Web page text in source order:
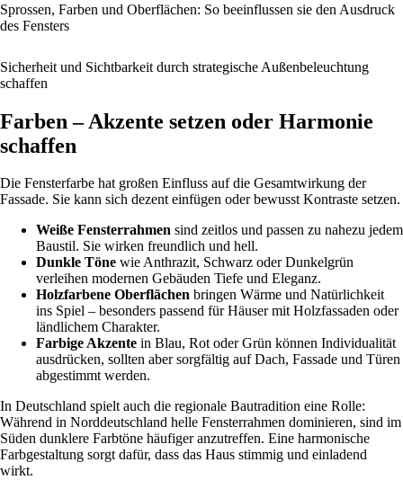
Sprossen, Farben und Oberflächen: So beeinflussen sie den Ausdruck
des Fensters
Sicherheit und Sichtbarkeit durch strategische Außenbeleuchtung
schaffen
Farben – Akzente setzen oder Harmonie
schaffen
Die Fensterfarbe hat großen Einfluss auf die Gesamtwirkung der
Fassade. Sie kann sich dezent einfügen oder bewusst Kontraste setzen.
Weiße Fensterrahmen sind zeitlos und passen zu nahezu jedem
Baustil. Sie wirken freundlich und hell.
Dunkle Töne wie Anthrazit, Schwarz oder Dunkelgrün
verleihen modernen Gebäuden Tiefe und Eleganz.
Holzfarbene Oberflächen bringen Wärme und Natürlichkeit
ins Spiel – besonders passend für Häuser mit Holzfassaden oder
ländlichem Charakter.
Farbige Akzente in Blau, Rot oder Grün können Individualität
ausdrücken, sollten aber sorgfältig auf Dach, Fassade und Türen
abgestimmt werden.
In Deutschland spielt auch die regionale Bautradition eine Rolle:
Während in Norddeutschland helle Fensterrahmen dominieren, sind im
Süden dunklere Farbtöne häufiger anzutreffen. Eine harmonische
Farbgestaltung sorgt dafür, dass das Haus stimmig und einladend
wirkt.